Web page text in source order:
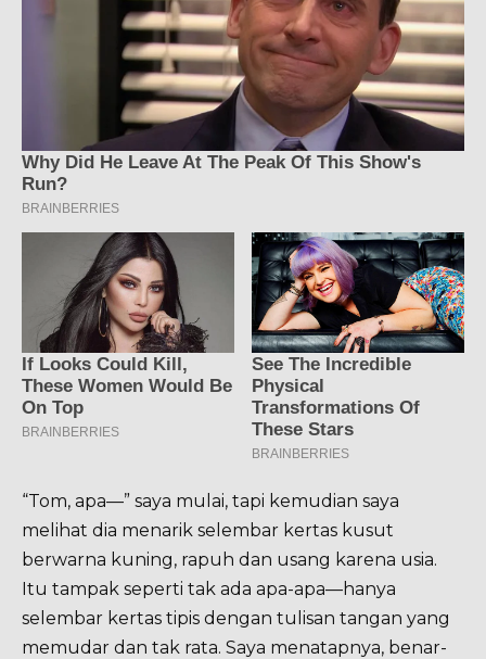
“Tom, apa—” saya mulai, tapi kemudian saya
melihat dia menarik selembar kertas kusut
berwarna kuning, rapuh dan usang karena usia.
Itu tampak seperti tak ada apa-apa—hanya
selembar kertas tipis dengan tulisan tangan yang
memudar dan tak rata. Saya menatapnya, benar-